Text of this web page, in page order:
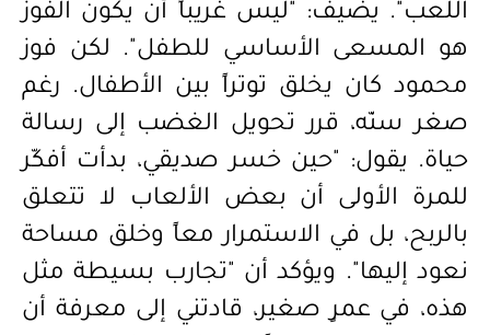
اللعب". يضيف: "ليس غريباً أن يكون الفوز
هو المسعى الأساسي للطفل". لكن فوز
محمود كان يخلق توتراً بين الأطفال. رغم
صغر سنّه، قرر تحويل الغضب إلى رسالة
حياة. يقول: "حين خسر صديقي، بدأت أفكّر
للمرة الأولى أن بعض الألعاب لا تتعلق
بالربح، بل في الاستمرار معاً وخلق مساحة
نعود إليها". ويؤكد أن "تجارب بسيطة مثل
هذه، في عمرٍ صغير، قادتني إلى معرفة أن